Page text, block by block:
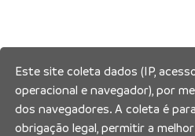
Este site coleta dados (IP,
operacional e navegador), por
dos navegadores. A coleta é
obrigação legal, permitir a